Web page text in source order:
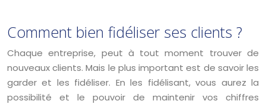
Comment bien fidéliser ses clients ?
Chaque entreprise, peut à tout moment trouver de
nouveaux clients. Mais le plus important est de savoir les
garder et les fidéliser. En les fidélisant, vous aurez la
possibilité et le pouvoir de maintenir vos chiffres